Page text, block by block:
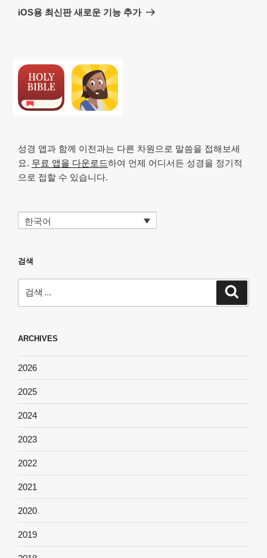
음
iOS용 최신판 새로운 기능 추가
성경 앱과 함께 이전과는 다른 차원으로 말씀을 접해보세
요. 무료 앱을 다운로드하여 언제 어디서든 성경을 정기적
으로 접할 수 있습니다.
한국어
검색
색:
ARCHIVES
2026
2025
2024
2023
2022
2021
2020
2019